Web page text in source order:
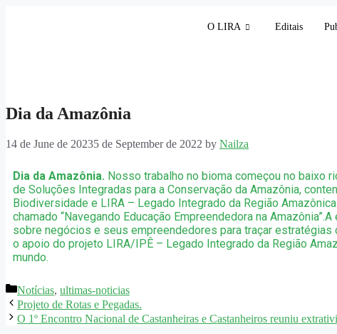
O LIRA Editais
Dia da Amazônia
14 de June de 20235 de September de 2022 by Nailza
Dia da Amazônia. Nosso trabalho no bioma começou no baixo
de Soluções Integradas para a Conservação da Amazônia,
Biodiversidade e LIRA – Legado Integrado da Região
chamado “Navegando Educação Empreendedora na
sobre negócios e seus empreendedores para traçar
o apoio do projeto LIRA/IPÊ – Legado Integrado da Região
mundo.
Notícias, ultimas-noticias
Projeto de Rotas e Pegadas.
O 1º Encontro Nacional de Castanheiras e Castanheiros reuniu